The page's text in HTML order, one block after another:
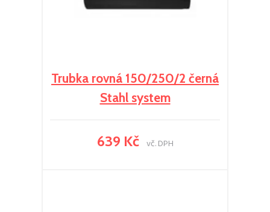
Trubka rovná 150/250/2 černá
Stahl system
639 Kč vč. DPH